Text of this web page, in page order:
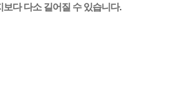
보다 다소 길어질 수 있습니다.